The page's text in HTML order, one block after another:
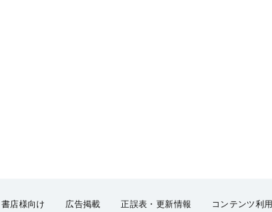
書店様向け 広告掲載 正誤表・更新情報 コンテンツ利用